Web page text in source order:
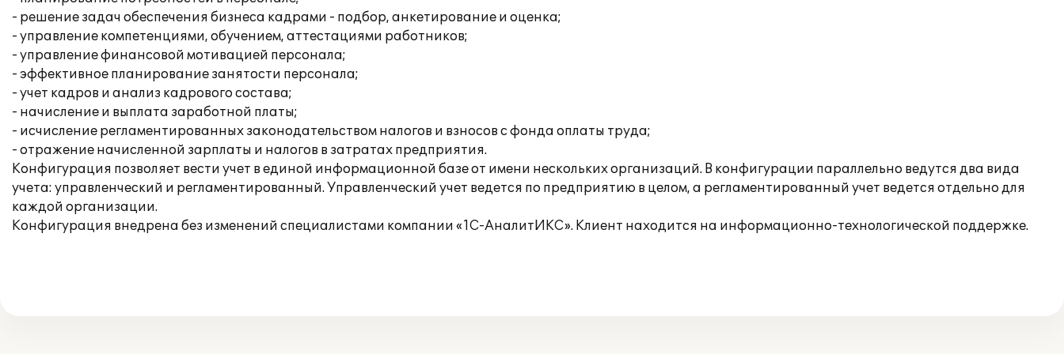
- решение задач обеспечения бизнеса кадрами - подбор, анкетирование и оценка;
- управление компетенциями, обучением, аттестациями работников;
- управление финансовой мотивацией персонала;
- эффективное планирование занятости персонала;
- учет кадров и анализ кадрового состава;
- начисление и выплата заработной платы;
- исчисление регламентированных законодательством налогов и взносов с фонда оплаты труда;
- отражение начисленной зарплаты и налогов в затратах предприятия.
Конфигурация позволяет вести учет в единой информационной базе от имени нескольких организаций. В конфигурации параллельно ведутся два вида
учета: управленческий и регламентированный. Управленческий учет ведется по предприятию в целом, а регламентированный учет ведется отдельно для
каждой организации.
Конфигурация внедрена без изменений специалистами компании «1С-АналитИКС». Клиент находится на информационно-технологической поддержке.